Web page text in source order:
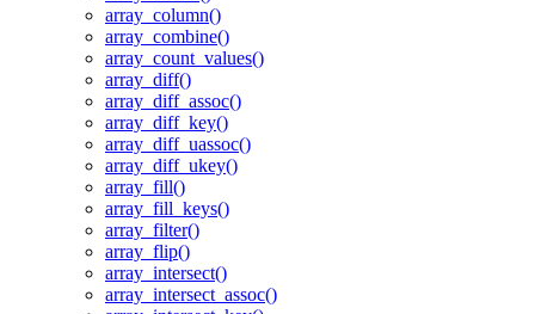
array_column()
array_combine()
array_count_values()
array_diff()
array_diff_assoc()
array_diff_key()
array_diff_uassoc()
array_diff_ukey()
array_fill()
array_fill_keys()
array_filter()
array_flip()
array_intersect()
array_intersect_assoc()